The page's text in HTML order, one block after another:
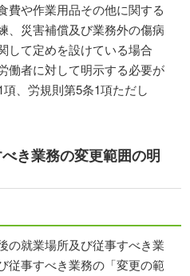
費や作業用品その他に関する
、災害補償及び業務外の傷病
して定めを設けている場合
働者に対して明示する必要が
、労規則第5条1項ただし
き業務の変更範囲の明
の就業場所及び従事すべき業
従事すべき業務の「変更の範